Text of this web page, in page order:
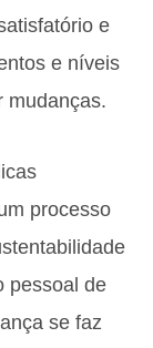
e
e níveis
mudanças.
processo
pessoal de
se faz